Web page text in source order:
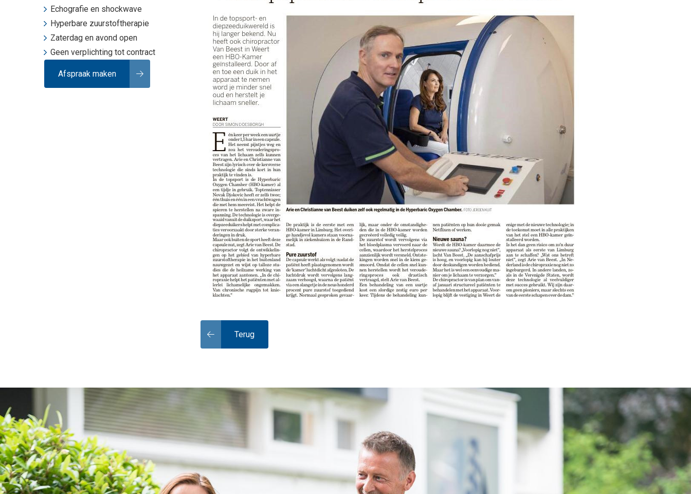
Echografie en shockwave
Hyperbare zuurstoftherapie
Zaterdag en avond open
Geen verplichting tot contract
Afspraak maken
Terug